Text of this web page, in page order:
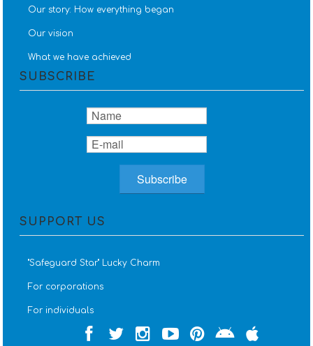
Our story: How everything began
Our vision
What we have achieved
SUBSCRIBE
SUPPORT US
''Safeguard Star'' Lucky Charm
For corporations
For individuals